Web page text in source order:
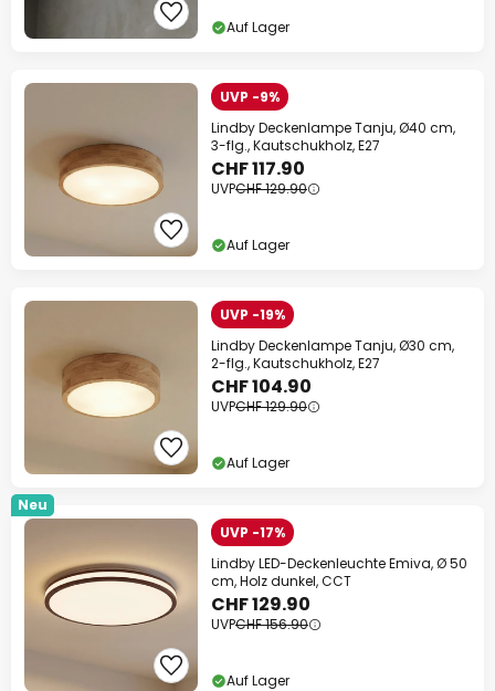
Auf Lager
UVP -9%
Lindby Deckenlampe Tanju, Ø40 cm,
3-flg., Kautschukholz, E27
CHF 117.90
UVPCHF 129.90
Auf Lager
UVP -19%
Lindby Deckenlampe Tanju, Ø30 cm,
2-flg., Kautschukholz, E27
CHF 104.90
UVPCHF 129.90
Auf Lager
Neu
UVP -17%
Lindby LED-Deckenleuchte Emiva, Ø 50
cm, Holz dunkel, CCT
CHF 129.90
UVPCHF 156.90
Auf Lager